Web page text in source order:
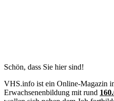
Schön, dass Sie hier sind!
VHS.info ist ein Online-Magazin
Erwachsenenbildung mit rund